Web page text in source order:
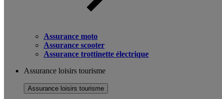
Assurance moto
Assurance scooter
Assurance trottinette électrique
Assurance loisirs tourisme
Assurance loisirs tourisme